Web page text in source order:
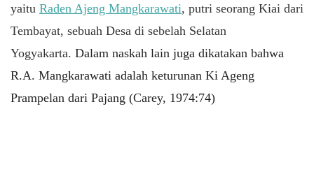
yaitu Raden Ajeng Mangkarawati, putri seorang Kiai dari
Tembayat, sebuah Desa di sebelah Selatan
Yogyakarta. Dalam naskah lain juga dikatakan bahwa
R.A. Mangkarawati adalah keturunan Ki Ageng
Prampelan dari Pajang (Carey, 1974:74)